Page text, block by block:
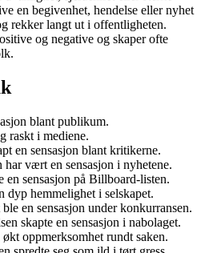
en begivenhet, hendelse eller nyhet
rekker langt ut i offentligheten.
og negative og skaper ofte
blant publikum.
raskt i mediene.
en sensasjon blant kritikerne.
vært en sensasjon i nyhetene.
en sensasjon på Billboard-listen.
dyp hemmelighet i selskapet.
en sensasjon under konkurransen.
skapte en sensasjon i nabolaget.
oppmerksomhet rundt saken.